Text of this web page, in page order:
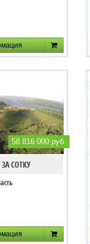
58 816 000 руб.
ЗА СОТКУ